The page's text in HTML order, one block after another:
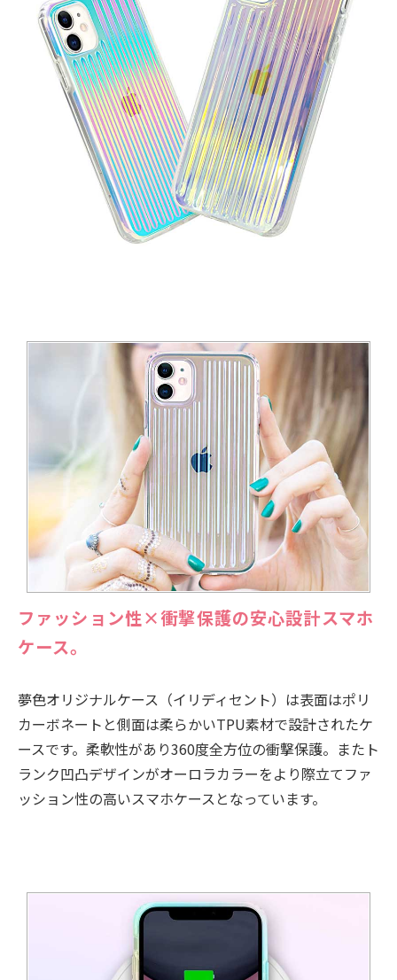
ファッション性×衝撃保護の安心設計スマホ
ケース。
夢色オリジナルケース（イリディセント）は表面はポリ
カーボネートと側面は柔らかいTPU素材で設計されたケ
ースです。柔軟性があり360度全方位の衝撃保護。またト
ランク凹凸デザインがオーロラカラーをより際立てファ
ッション性の高いスマホケースとなっています。